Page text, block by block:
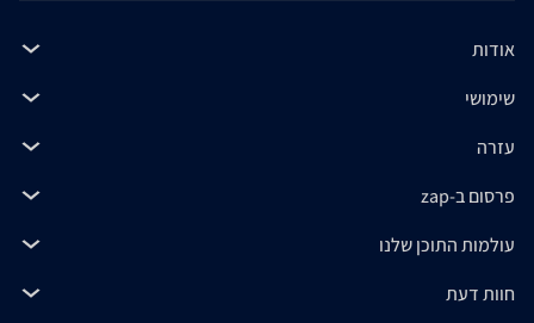
אודות
שימושי
עזרה
פרסום ב-zap
עולמות התוכן שלנו
חוות דעת